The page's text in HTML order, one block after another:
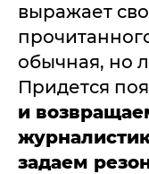
выражает
обычная, но
Придется
и
задаем